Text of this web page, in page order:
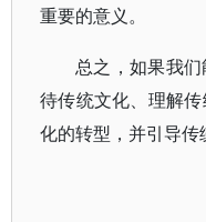
重要的意义。
总之，如果我
待传统文化、理解
化的转型，并引导传